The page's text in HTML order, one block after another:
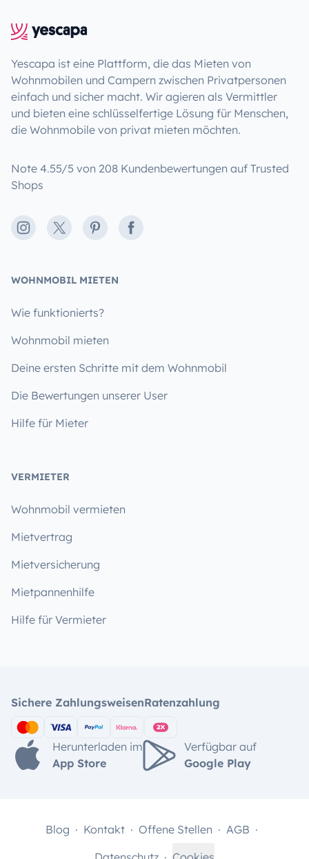
Yescapa ist eine Plattform, die das Mieten von
Wohnmobilen und Campern zwischen Privatpersonen
einfach und sicher macht. Wir agieren als Vermittler
und bieten eine schlüsselfertige Lösung für Menschen,
die Wohnmobile von privat mieten möchten.
Note 4.55/5 von 208 Kundenbewertungen auf Trusted
Shops
Instagram
X PinterestFacebook
WOHNMOBIL MIETEN
Wie funktionierts?
Wohnmobil mieten
Deine ersten Schritte mit dem Wohnmobil
Die Bewertungen unserer User
Hilfe für Mieter
VERMIETER
Wohnmobil vermieten
Mietvertrag
Mietversicherung
Mietpannenhilfe
Hilfe für Vermieter
Sichere ZahlungsweisenRatenzahlung
Herunterladen im
App Store
Verfügbar auf
Google Play
Blog Kontakt Offene Stellen
AGB